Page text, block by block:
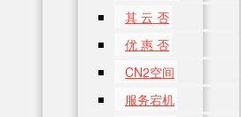
其 云 否
优 惠 否
CN2空间
服务宕机